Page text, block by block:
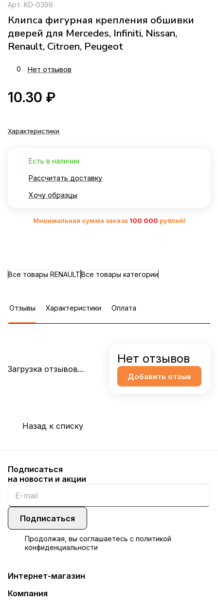
Арт. KD-0399
Клипса фигурная крепления обшивки
дверей для Mercedes, Infiniti, Nissan,
Renault, Citroen, Peugeot
0 Нет отзывов
10.30 ₽
Характеристики
Есть в наличии
Рассчитать доставку
Хочу образцы
Минимальная сумма заказа 100 000 рублей!
Все товары RENAULTВсе товары категории
Отзывы Характеристики Оплата
Загрузка отзывов...
Нет отзывов
Добавить отзыв
Назад к списку
Подписаться
на новости и акции
Подписаться
Продолжая, вы соглашаетесь с политикой
конфиденциальности
Интернет-магазин
Компания